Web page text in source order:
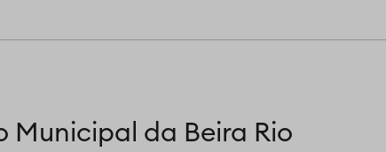
Municipal da Beira Rio